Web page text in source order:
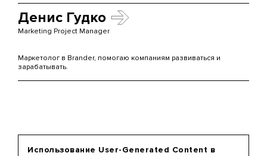
Денис Гудко
Marketing Project Manager
Маркетолог в Brander, помогаю компаниям развиваться и
зарабатывать.
Использование User-Generated Content в